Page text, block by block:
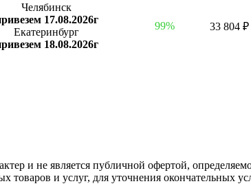
Челябинск
17.08.2026г
Екатеринбург
18.08.2026г
99% 33 804 ₽
и не является публичной офертой,
и услуг, для уточнения окончательных